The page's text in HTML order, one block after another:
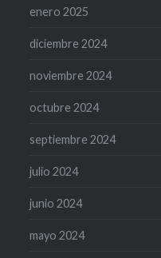
enero 2025
diciembre 2024
noviembre 2024
octubre 2024
septiembre 2024
julio 2024
junio 2024
mayo 2024